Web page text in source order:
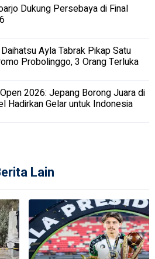
Dukung Persebaya di Final
Ayla Tabrak Pikap Satu
Probolinggo, 3 Orang Terluka
2026: Jepang Borong Juara di
Hadirkan Gelar untuk Indonesia
Lain